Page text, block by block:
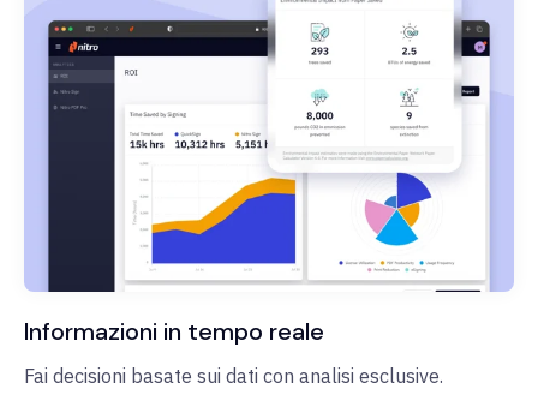
Informazioni in tempo reale
Fai decisioni basate sui dati con analisi esclusive.